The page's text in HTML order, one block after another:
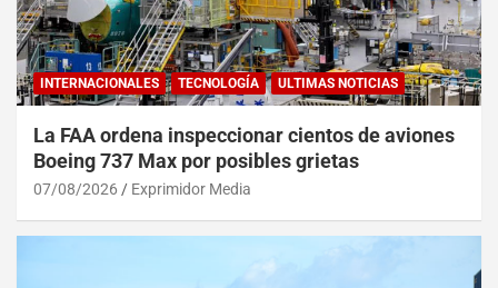
INTERNACIONALES TECNOLOGÍA ULTIMAS NOTICIAS
La FAA ordena inspeccionar cientos de aviones
Boeing 737 Max por posibles grietas
07/08/2026 Exprimidor Media